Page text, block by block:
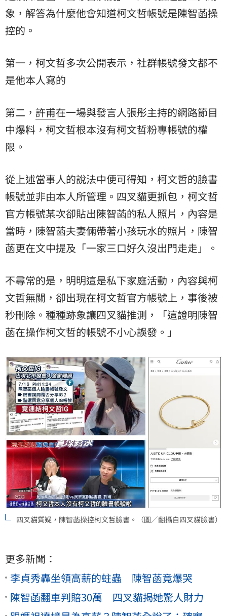
象，解答為什麼他會知道柯文哲帳號是陳智菡操
控的。
第一，柯文哲多次公開表示，社群帳號發文都不
是他本人寫的
第二， 許甫在一場與發言人張彤主持的網路節目
中爆料，柯文哲根本沒有柯文哲粉專帳號的權
限。
從上述當事人的說法中便可得知，柯文哲的臉書
帳號並非由本人所管理。四叉貓更抓包，柯文哲
官方帳號某次卻貼出陳智菡的私人照片，內容是
當時，陳智菡夫妻倆帶著小孩玩水的照片，陳智
菡更在文中提及「一家三口好久沒出門走走」。
不尋常的是，明明這是私下家庭活動，內容與柯
文哲無關，卻出現在柯文哲官方帳號上，事後被
秒刪除。種種跡象讓四叉貓推測，「這證明陳智
菡在操作柯文哲的帳號不小心誤發。」
四叉貓質疑，陳智菡操控柯文哲臉書。（圖／翻攝自四叉貓臉書）
更多新聞：
李貞秀轟坐領高薪的蛀蟲 陳智菡竟爆哭
陳智菡翻車判賠30萬 四叉貓揭她驚人財力